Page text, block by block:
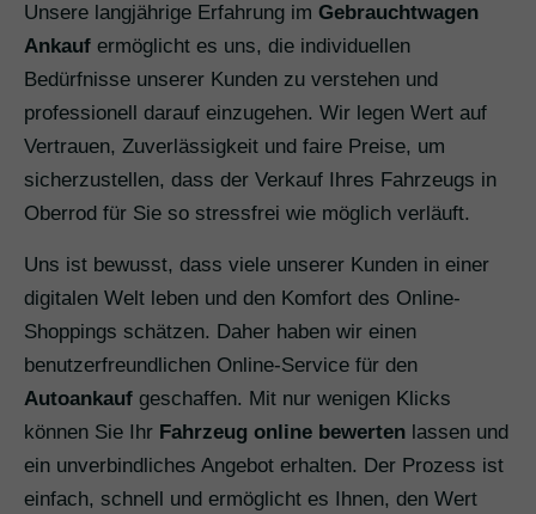
Unsere langjährige Erfahrung im Gebrauchtwagen
Ankauf ermöglicht es uns, die individuellen
Bedürfnisse unserer Kunden zu verstehen und
professionell darauf einzugehen. Wir legen Wert auf
Vertrauen, Zuverlässigkeit und faire Preise, um
sicherzustellen, dass der Verkauf Ihres Fahrzeugs in
Oberrod für Sie so stressfrei wie möglich verläuft.
Uns ist bewusst, dass viele unserer Kunden in einer
digitalen Welt leben und den Komfort des Online-
Shoppings schätzen. Daher haben wir einen
benutzerfreundlichen Online-Service für den
Autoankauf geschaffen. Mit nur wenigen Klicks
können Sie Ihr Fahrzeug online bewerten lassen und
ein unverbindliches Angebot erhalten. Der Prozess ist
einfach, schnell und ermöglicht es Ihnen, den Wert